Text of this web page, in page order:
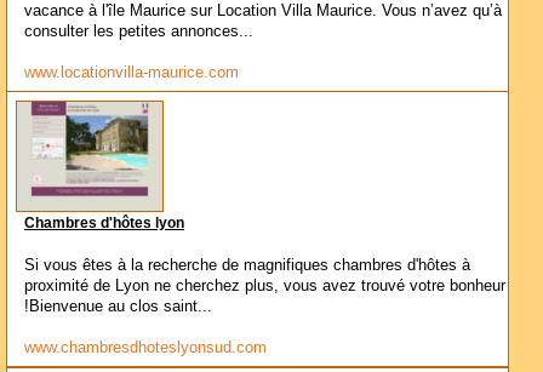
vacance à l'île Maurice sur Location Villa Maurice. Vous n’avez qu’à
consulter les petites annonces...
www.locationvilla-maurice.com
Chambres d'hôtes lyon
Si vous êtes à la recherche de magnifiques chambres d'hôtes à
proximité de Lyon ne cherchez plus, vous avez trouvé votre bonheur
!Bienvenue au clos saint...
www.chambresdhoteslyonsud.com